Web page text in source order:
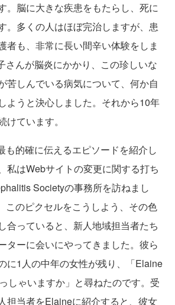
。脳に大きな疾患をもたらし、死に
。多くの人はほぼ完治しますが、患
者も、非常に長い間辛い体験をしま
さんが脳炎にかかり、この珍しいな
苦しんでいる病気について、何か自
ようと決心しました。それから10年
ています。
的確に伝えるエピソードを紹介し
私はWebサイトの変更に関する打ち
Societyの事務所を訪ねまし
このピクセルをこうしよう、その色
合っていると、新人地域担当者たち
ターに会いにやってきました。彼ら
に1人の中年の女性が残り、「Elaine
しゃいますか」と尋ねたのです。受
担当者をElaineに紹介すると、彼女